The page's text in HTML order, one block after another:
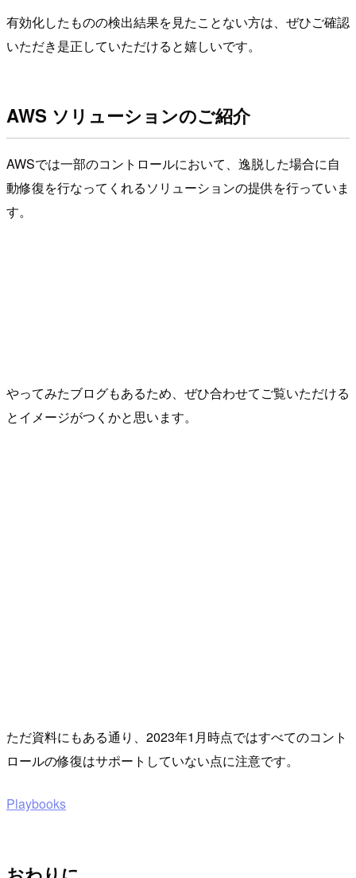
有効化したものの検出結果を見たことない方は、ぜひご確認
いただき是正していただけると嬉しいです。
AWS ソリューションのご紹介
AWSでは一部のコントロールにおいて、逸脱した場合に自
動修復を行なってくれるソリューションの提供を行っていま
す。
やってみたブログもあるため、ぜひ合わせてご覧いただける
とイメージがつくかと思います。
ただ資料にもある通り、2023年1月時点ではすべてのコント
ロールの修復はサポートしていない点に注意です。
Playbooks